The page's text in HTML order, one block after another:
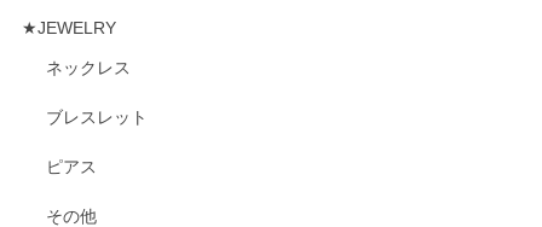
★JEWELRY
ネックレス
ブレスレット
ピアス
その他